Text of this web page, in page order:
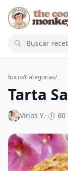
Inicio/Categorías/
Tarta
Vinos Y.·⏱ 60